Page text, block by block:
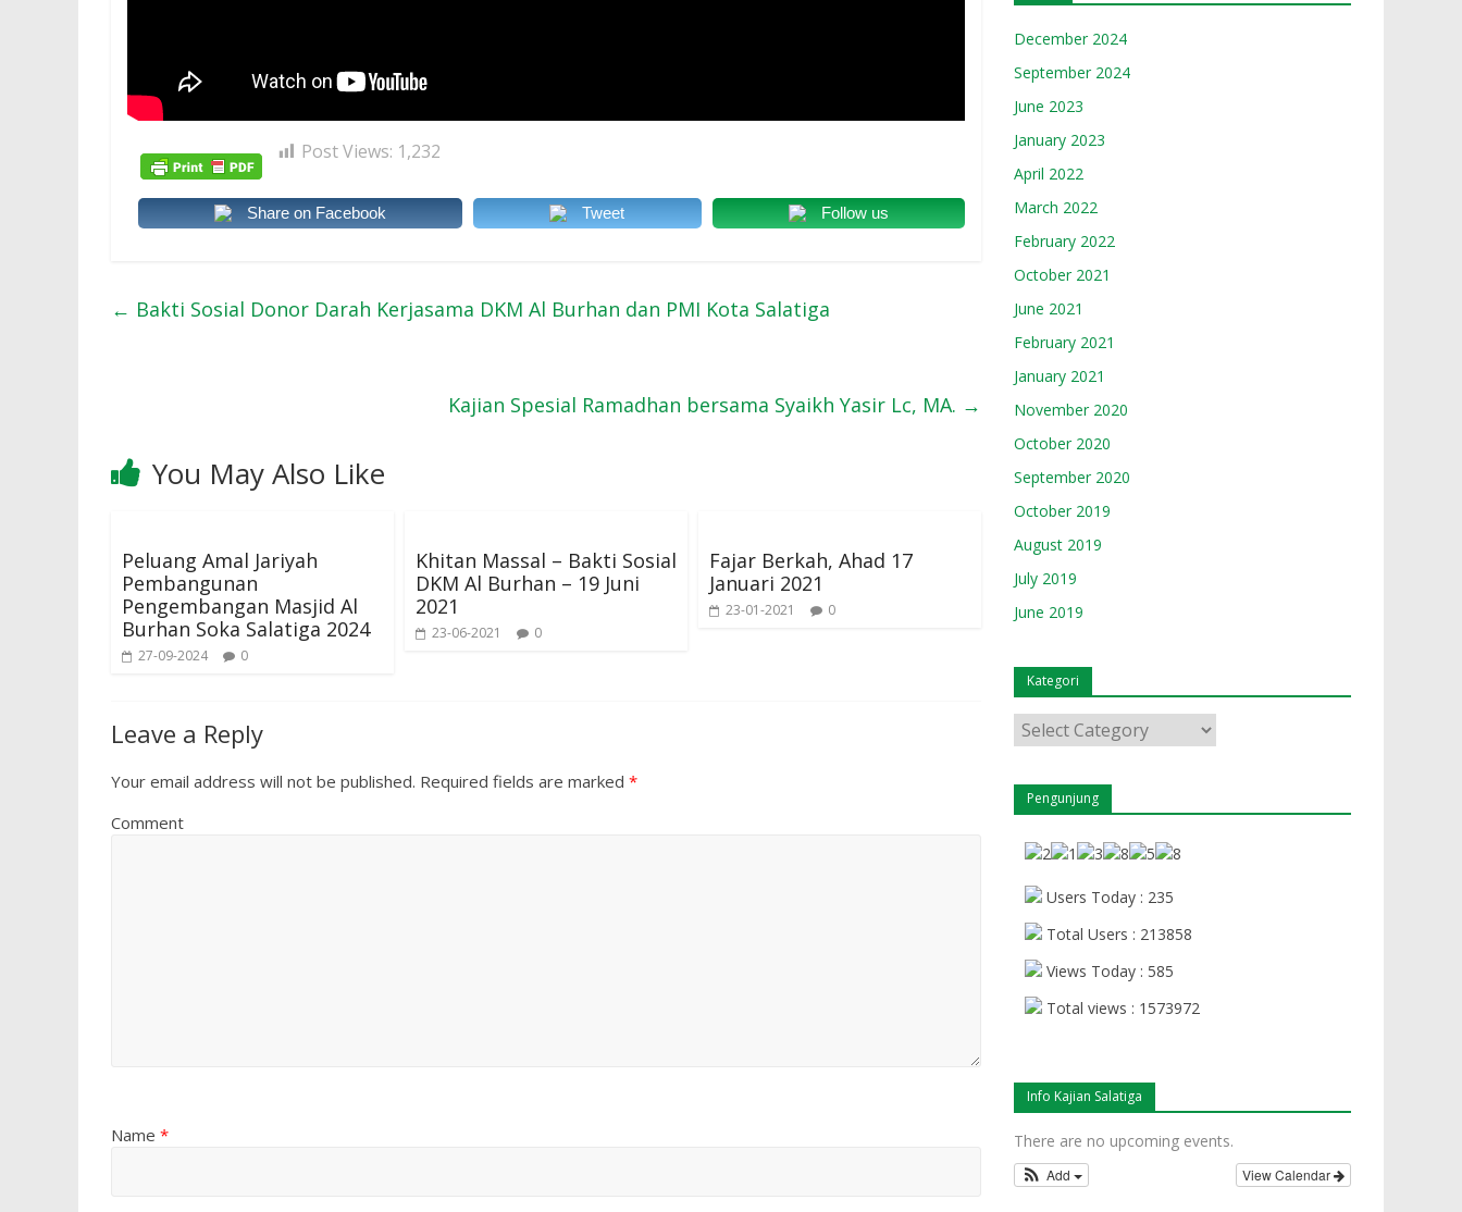
Share on Facebook Tweet Follow us
Post Views: 1,232
← Bakti Sosial Donor Darah Kerjasama DKM Al Burhan dan PMI Kota Salatiga
Kajian Spesial Ramadhan bersama Syaikh Yasir Lc, MA. →
You May Also Like
Peluang Amal Jariyah
Pembangunan
Pengembangan Masjid Al
Burhan Soka Salatiga 2024
27-09-2024 0
Khitan Massal – Bakti Sosial
DKM Al Burhan – 19 Juni
2021
23-06-2021 0
Fajar Berkah, Ahad 17
Januari 2021
23-01-2021 0
Leave a Reply
Your email address will not be published. Required fields are marked *
Comment
Name *
December 2024
September 2024
June 2023
January 2023
April 2022
March 2022
February 2022
October 2021
June 2021
February 2021
January 2021
November 2020
October 2020
September 2020
October 2019
August 2019
July 2019
June 2019
Kategori
Kategori
Pengunjung
Users Today : 235
Total Users : 213858
Views Today : 585
Total views : 1573972
Info Kajian Salatiga
There are no upcoming events.
View Calendar
Add